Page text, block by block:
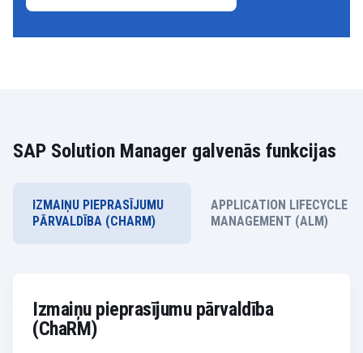
SAP Solution Manager galvenās funkcijas
IZMAIŅU PIEPRASĪJUMU
PĀRVALDĪBA (CHARM)
APPLICATION LIFECYCLE
MANAGEMENT (ALM)
Izmaiņu pieprasījumu pārvaldība
(ChaRM)